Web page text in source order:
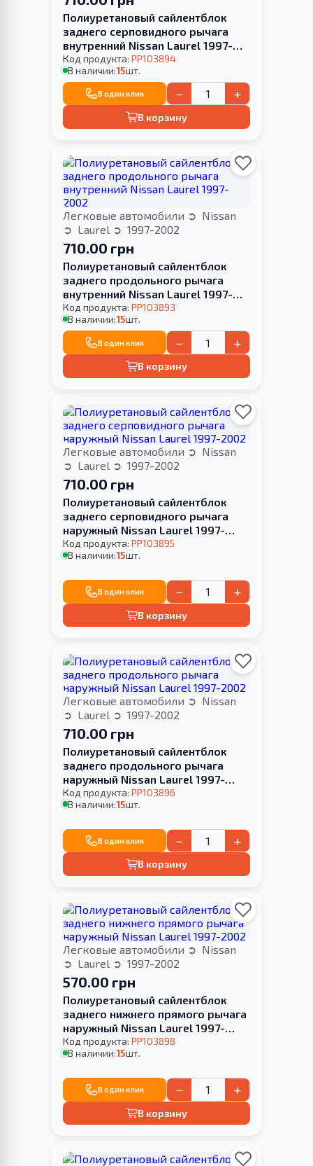
Полиуретановый сайлентблок
заднего серповидного рычага
внутренний Nissan Laurel 1997-
2002
Код продукта: PP103894
В наличии:15шт.
В один клик − +
В корзину
Легковые автомобили
Nissan
Laurel
1997-2002
710.00 грн
Полиуретановый сайлентблок
заднего продольного рычага
внутренний Nissan Laurel 1997-
2002
Код продукта: PP103893
В наличии:15шт.
В один клик − +
В корзину
Легковые автомобили
Nissan
Laurel
1997-2002
710.00 грн
Полиуретановый сайлентблок
заднего серповидного рычага
наружный Nissan Laurel 1997-
2002
Код продукта: PP103895
В наличии:15шт.
В один клик − +
В корзину
Легковые автомобили
Nissan
Laurel
1997-2002
710.00 грн
Полиуретановый сайлентблок
заднего продольного рычага
наружный Nissan Laurel 1997-
2002
Код продукта: PP103896
В наличии:15шт.
В один клик − +
В корзину
Легковые автомобили
Nissan
Laurel
1997-2002
570.00 грн
Полиуретановый сайлентблок
заднего нижнего прямого рычага
наружный Nissan Laurel 1997-
2002
Код продукта: PP103898
В наличии:15шт.
В один клик − +
В корзину